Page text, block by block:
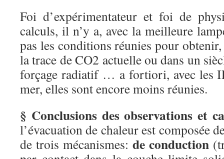
Foi d’expérimentateur et foi de
calculs, il n’y a, avec la meilleure
pas les conditions réunies pour
la trace de CO2 actuelle ou dans un
forçage radiatif … a fortiori, avec les
mer, elles sont encore moins réunies.
§ Conclusions des observations et
l’évacuation de chaleur est composée
de trois mécanismes: de conduction